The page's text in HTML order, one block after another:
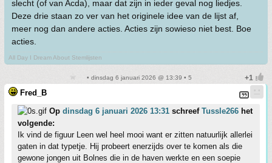
slecht (of van Acda), maar dat zijn in ieder geval nog liedjes.
Deze drie staan zo ver van het originele idee van de lijst af,
meer nog dan andere acties. Acties zijn sowieso niet best. Boe
acties.
All Day I Dream About Stemlijsten
• dinsdag 6 januari 2026 @ 13:39 • 5
Fred_B
Op dinsdag 6 januari 2026 13:31 schreef Tussle266 het
volgende:
Ik vind de figuur Leen wel heel mooi want er zitten natuurlijk allerlei
gaten in dat typetje. Hij probeert enerzijds over te komen als die
gewone jongen uit Bolnes die in de haven werkte en een soepie